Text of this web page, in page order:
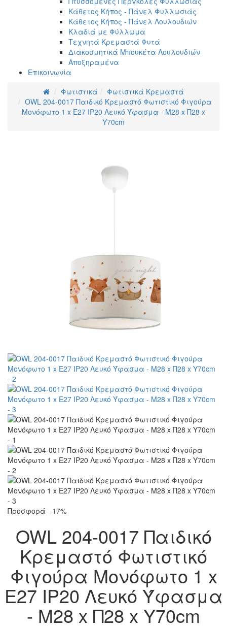
Κάθετος Κήπος - Πάνελ Φυλλωσιάς
Κάθετος Κήπος - Πάνελ Λουλουδιών
Κλαδιά με Φύλλωμα
Τεχνητά Κρεμαστά Φυτά
Διακοσμητικά Μπουκέτα Λουλουδιών
Αποξηραμένα
Επικοινωνία
Φωτιστικά
Φωτιστικά Κρεμαστά
OWL 204-0017 Παιδικό Κρεμαστό Φωτιστικό Φιγούρα
Μονόφωτο 1 x E27 IP20 Λευκό Ύφασμα - Μ28 x Π28 x
Υ70cm
Προσφορά -17%
OWL 204-0017 Παιδικό
Κρεμαστό Φωτιστικό
Φιγούρα Μονόφωτο 1 x
E27 IP20 Λευκό Ύφασμα
- Μ28 x Π28 x Υ70cm